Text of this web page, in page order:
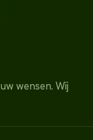
wensen. Wij